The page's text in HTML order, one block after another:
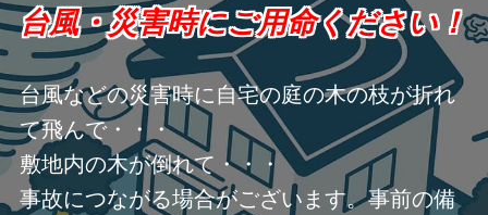
台風・災害時にご用命ください！
台風などの災害時に自宅の庭の木の枝が折れ
て飛んで・・・
敷地内の木が倒れて・・・
事故につながる場合がございます。事前の備